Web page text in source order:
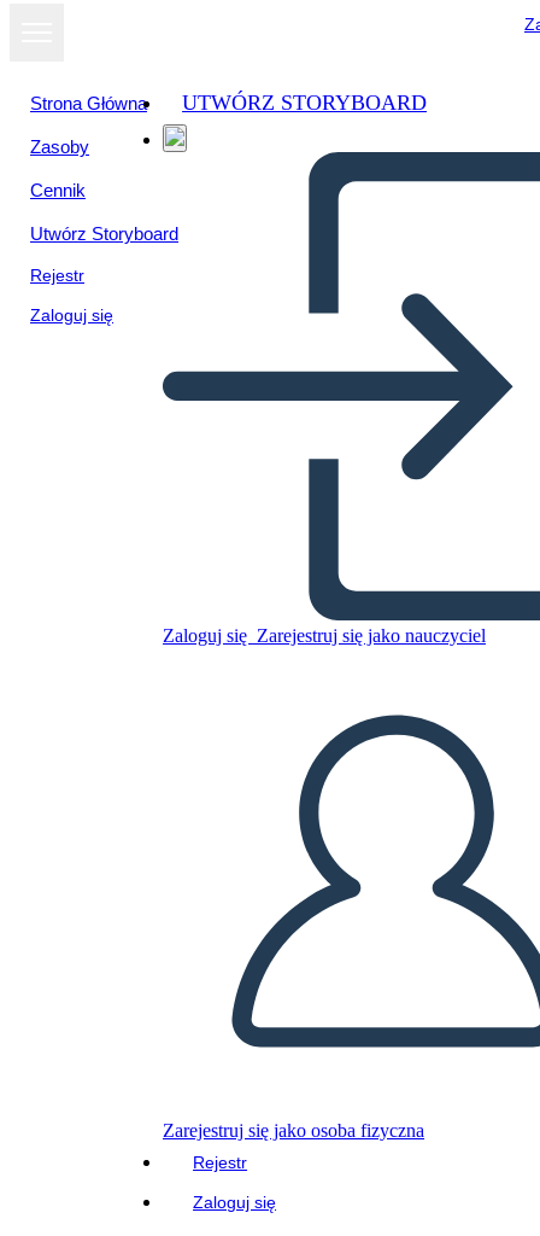
Strona Główna
Zasoby
Cennik
Utwórz Storyboard
Rejestr
Zaloguj się
UTWÓRZ STORYBOARD
Zaloguj się Zarejestruj się jako nauczyciel
Zarejestruj się jako osoba fizyczna
Rejestr
Zaloguj się
Skopiuj tę scenorys
ODTWARZANIE POKAZU SLAJDÓW
PRZECZYTAJ MI